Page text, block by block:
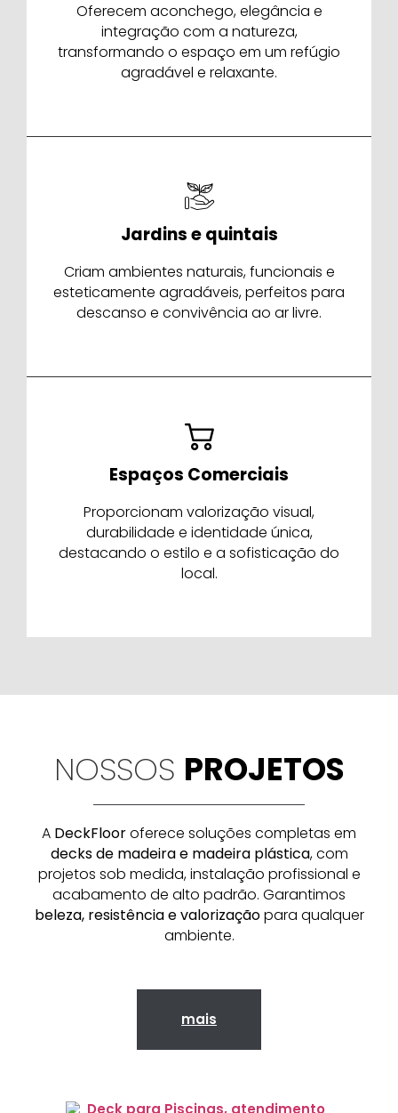
Oferecem aconchego, elegância e
integração com a natureza,
transformando o espaço em um refúgio
agradável e relaxante.
Jardins e quintais
Criam ambientes naturais, funcionais e
esteticamente agradáveis, perfeitos para
descanso e convivência ao ar livre.
Espaços Comerciais
Proporcionam valorização visual,
durabilidade e identidade única,
destacando o estilo e a sofisticação do
local.
NOSSOS PROJETOS
A DeckFlooroferece soluções completas em
decks de madeira e madeira plástica, com
projetos sob medida, instalação profissional e
acabamento de alto padrão. Garantimos
beleza, resistência e valorizaçãopara qualquer
ambiente.
mais